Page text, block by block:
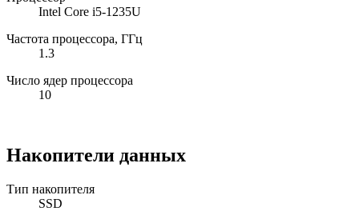
Intel Core i5-1235U
Частота процессора, ГГц
1.3
Число ядер процессора
10
Накопители данных
Тип накопителя
SSD